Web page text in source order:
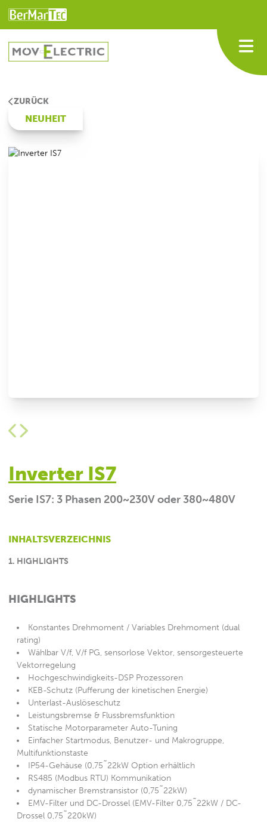
ZURÜCK
NEUHEIT
Inverter IS7
Serie IS7: 3 Phasen 200~230V oder 380~480V
HIGHLIGHTS
Konstantes Drehmoment / Variables Drehmoment (dual
rating)
Wählbar V/f, V/f PG, sensorlose Vektor, sensorgesteuerte
Vektorregelung
Hochgeschwindigkeits-DSP Prozessoren
KEB-Schutz (Pufferung der kinetischen Energie)
Unterlast-Auslöseschutz
Leistungsbremse & Flussbremsfunktion
Statische Motorparameter Auto-Tuning
Einfacher Startmodus, Benutzer- und Makrogruppe,
Multifunktionstaste
IP54-Gehäuse (0,75˜22kW Option erhältlich
RS485 (Modbus RTU) Kommunikation
dynamischer Bremstransistor (0,75˜22kW)
EMV-Filter und DC-Drossel (EMV-Filter 0,75˜22kW / DC-
Drossel 0,75˜220kW)
INHALTSVERZEICHNIS
1. HIGHLIGHTS